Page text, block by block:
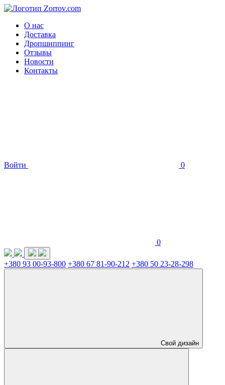
О нас
Доставка
Дропшиппинг
Отзывы
Новости
Контакты
Войти 0
0
+380 93 00-93-800 +380 67 81-90-212 +380 50 23-28-298
Свой дизайн